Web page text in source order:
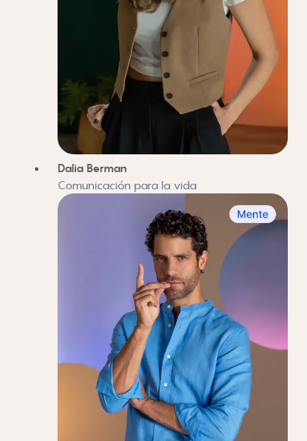
Dalia Berman
Comunicación para la vida